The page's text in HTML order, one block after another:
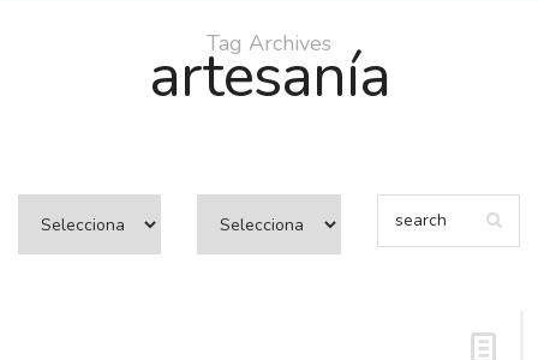
Tag Archives
artesanía